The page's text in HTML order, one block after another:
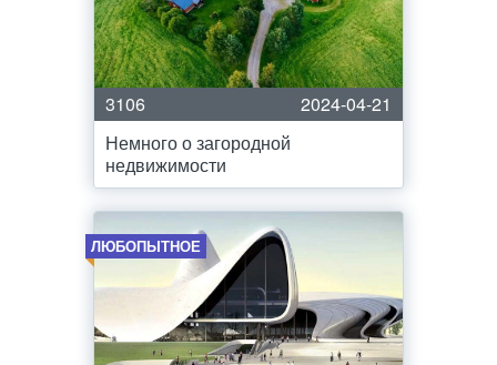
3106
2024-04-21
Немного о загородной
недвижимости
ЛЮБОПЫТНОЕ